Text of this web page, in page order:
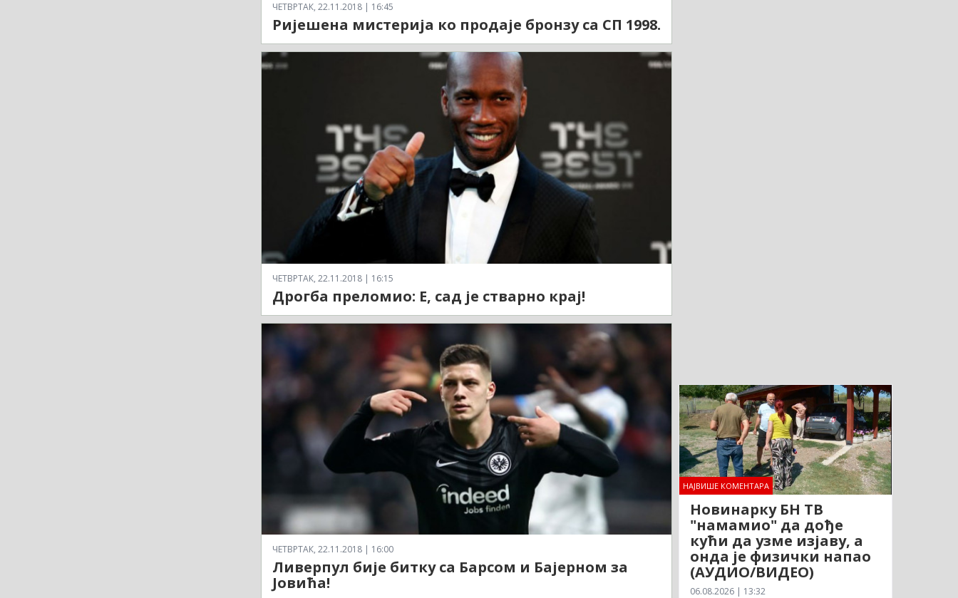
ЧЕТВРТАК, 22.11.2018 | 16:45
Ријешена мистерија ко продаје бронзу са СП 1998.
ЧЕТВРТАК, 22.11.2018 | 16:15
Дрогба преломио: Е, сад је стварно крај!
ЧЕТВРТАК, 22.11.2018 | 16:00
Ливерпул бије битку са Барсом и Бајерном за
Јовића!
НАЈВИШЕ КОМЕНТАРА
Новинарку БН ТВ
"намамио" да дође
кући да узме изјаву, а
онда је физички напао
(АУДИО/ВИДЕО)
06.08.2026 | 13:32